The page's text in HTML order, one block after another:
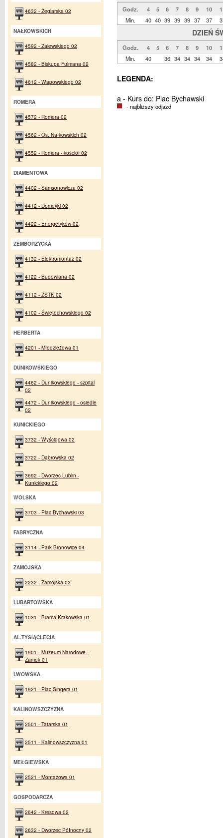
Godz. 4 5 6 7 8 9 10
Min.
40 40 39 39 39 37 37
DZIEŃ
Godz. 4 5 6 7 8 9 10
Min.
40 36 34 34 34 34
LEGENDA:
a - Kurs do: Plac Bychawski
- najbliższy odjazd
4632 - Żeglarska 02
NAŁKOWSKICH
4592 - Zalewskiego 02
4582 - Biskupa Fulmana 02
4612 - Wapowskiego 02
ROMERA
4572 - Romera 02
4562 - Os. Nałkowskich 02
4552 - Romera - kościół 02
DIAMENTOWA
4402 - Samsonowicza 02
4412 - Domeyki 02
4422 - Energetyków 02
ZEMBORZYCKA
4132 - Elektromontaż 02
4122 - Budowlana 02
4112 - ZSTK 02
4102 - Świętochowskiego 02
HERBERTA
4201 - Młodzieżowa 01
DUNIKOWSKIEGO
4462 - Dunikowskiego - szpital
02
4472 - Dunikowskiego - osiedle
02
KUNICKIEGO
3732 - Wyścigowa 02
3722 - Dąbrowska 02
3692 - Dworzec Lublin -
Kunickiego 02
WOLSKA
3703 - Plac Bychawski 03
FABRYCZNA
3114 - Park Bronowice 04
ZAMOJSKA
2232 - Zamojska 02
LUBARTOWSKA
1031 - Brama Krakowska 01
AL.TYSIĄCLECIA
1901 - Muzeum Narodowe -
Zamek 01
LWOWSKA
1921 - Plac Singera 01
KALINOWSZCZYZNA
2501 - Tatarska 01
2511 - Kalinowszczyzna 01
MEŁGIEWSKA
2521 - Montażowa 01
GOSPODARCZA
2642 - Kresowa 02
2632 - Dworzec Północny 02